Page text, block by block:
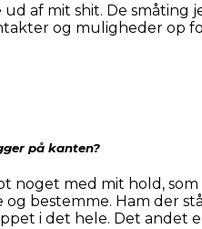
af mit shit. De
og muligheder op
på kanten?
noget med mit hold,
bestemme. Ham der
i det hele. Det